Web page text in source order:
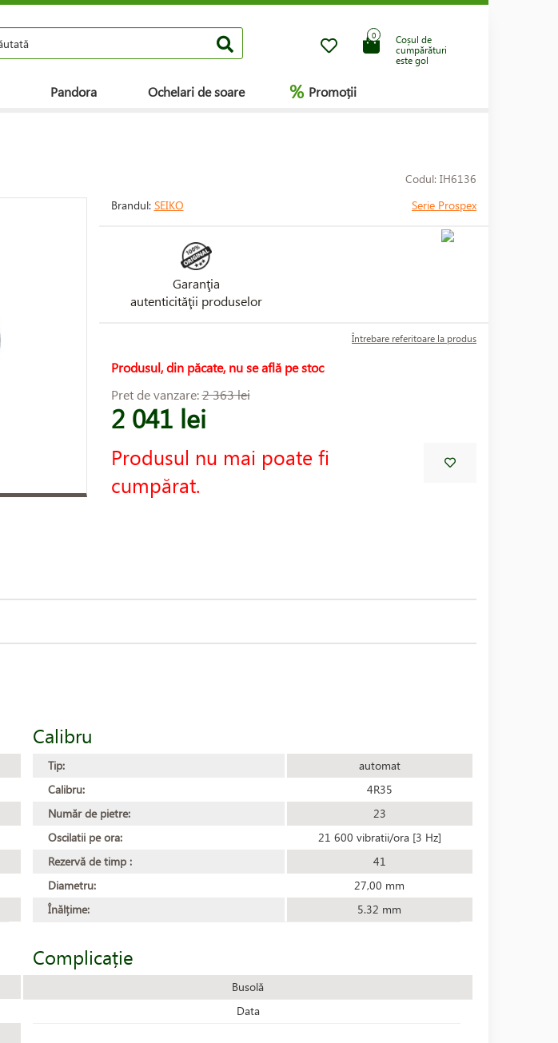
Coșul de
cumpărături
este gol
0
Pandora Ochelari de soare % Promoții
Codul: IH6136
Brandul: SEIKO Serie Prospex
Garanţia
autenticităţii produselor
Întrebare referitoare la produs
Produsul, din păcate, nu se află pe stoc
Pret de vanzare:2 363 lei
2 041 lei
Produsul nu mai poate fi
cumpărat.
Calibru
Tip:
automat
Calibru:
4R35
Număr de pietre:
23
Oscilatii pe ora:
21 600 vibratii/ora [3 Hz]
Rezervă de timp :
41
Diametru:
27,00 mm
Înălțime:
5.32 mm
Complicație
Busolă
Data